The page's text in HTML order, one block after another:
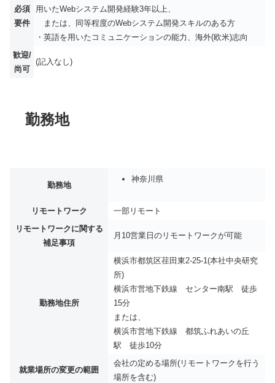
必須
要件
用いたWebシステム開発経験3年以上、
または、同等程度のWebシステム開発スキルのある方
・英語を用いたコミュニケーションの能力、海外(欧米)志向
歓迎/
尚可
(記入なし)
勤務地
勤務地
神奈川県
リモートワーク
一部リモート
リモートワークに関する
補足事項
月10営業日のリモートワークが可能
勤務地住所
横浜市都筑区荏田東2-25-1(本社中央研究
所)
横浜市営地下鉄線 センター南駅 徒歩
15分
または、
横浜市営地下鉄線 都筑ふれあいの丘
駅 徒歩10分
就業場所の変更の範囲
会社の定める場所(リモートワークを行う
場所を含む)